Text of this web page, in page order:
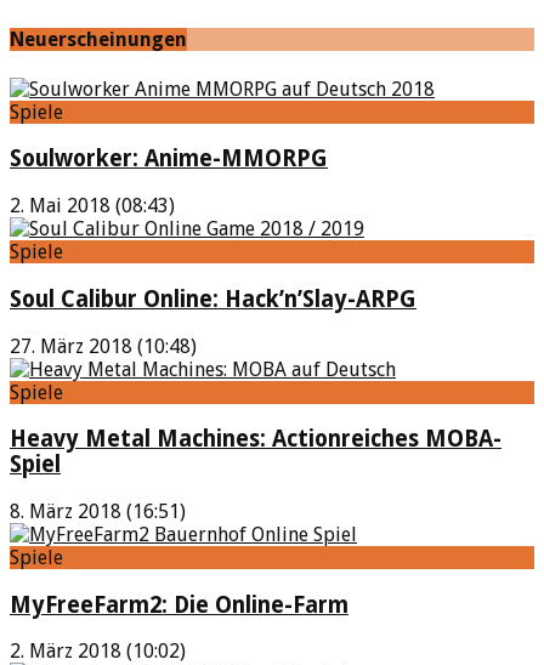
Neuerscheinungen
Spiele
Soulworker: Anime-MMORPG
2. Mai 2018 (08:43)
Spiele
Soul Calibur Online: Hack’n’Slay-ARPG
27. März 2018 (10:48)
Spiele
Heavy Metal Machines: Actionreiches MOBA-
Spiel
8. März 2018 (16:51)
Spiele
MyFreeFarm2: Die Online-Farm
2. März 2018 (10:02)